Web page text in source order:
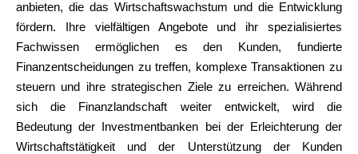
anbieten, die das Wirtschaftswachstum und die Entwicklung
fördern. Ihre vielfältigen Angebote und ihr spezialisiertes
Fachwissen ermöglichen es den Kunden, fundierte
Finanzentscheidungen zu treffen, komplexe Transaktionen zu
steuern und ihre strategischen Ziele zu erreichen. Während
sich die Finanzlandschaft weiter entwickelt, wird die
Bedeutung der Investmentbanken bei der Erleichterung der
Wirtschaftstätigkeit und der Unterstützung der Kunden